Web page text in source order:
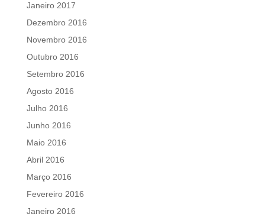
Janeiro 2017
Dezembro 2016
Novembro 2016
Outubro 2016
Setembro 2016
Agosto 2016
Julho 2016
Junho 2016
Maio 2016
Abril 2016
Março 2016
Fevereiro 2016
Janeiro 2016